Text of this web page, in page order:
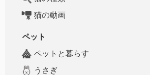
猫の動画
ペット
ペットと暮らす
うさぎ